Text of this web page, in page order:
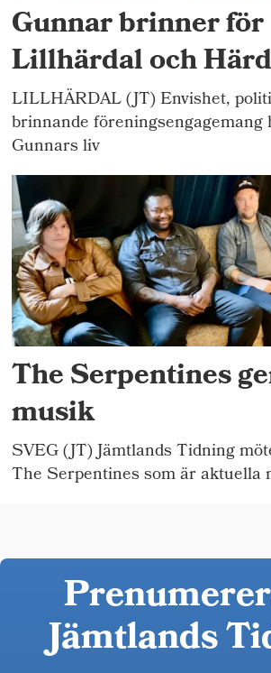
Gunnar brinner för
Lillhärdal och
LILLHÄRDAL (JT) Envishet,
brinnande
Gunnars liv
The Serpentines
musik
SVEG (JT) Jämtlands Tidning
The Serpentines som är aktuella
Jämtlands